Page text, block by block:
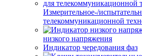
Измерительное-/
телекоммуникационной
низкого напряжения
Индикатор чередования фаз